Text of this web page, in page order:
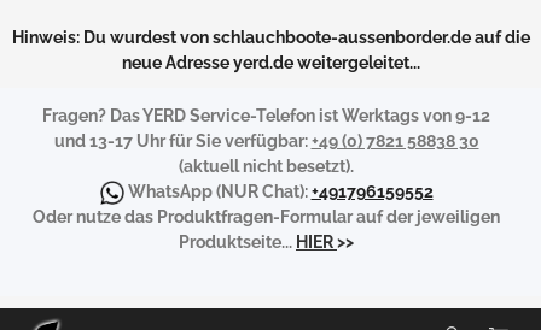
Hinweis: Du wurdest von schlauchboote-aussenborder.de auf die
neue Adresse yerd.de weitergeleitet...
Fragen? Das YERD Service-Telefon ist Werktags von 9-12
und 13-17 Uhr für Sie verfügbar:+49 (0) 7821 58838 30
(aktuell nicht besetzt).
WhatsApp(NUR Chat):+491796159552
Oder nutze das Produktfragen-Formular auf der jeweiligen
Produktseite... HIER>>